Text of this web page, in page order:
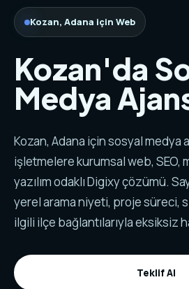
Kozan, Adana için Web
Kozan'da
Medya
Kozan, Adana için sosyal medya
işletmelere kurumsal web, SEO,
yazılım odaklı Digixy çözümü.
yerel arama niyeti, proje süreci,
ilgili ilçe bağlantılarıyla eksiksiz
Teklif Al